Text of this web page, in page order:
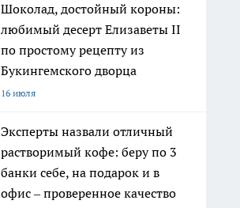
Шоколад, достойный короны:
любимый десерт Елизаветы II
по простому рецепту из
Букингемского дворца
16 июля
Эксперты назвали отличный
растворимый кофе: беру по 3
банки себе, на подарок и в
офис – проверенное качество